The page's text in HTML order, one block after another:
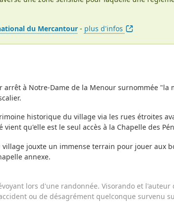
du Mercantour- plus d'infos
arrêt à Notre-Dame de la Menour surnommée "la
historique du village via les rues étroites
qu'elle est le seul accès à la Chapelle des
jouxte un immense terrain pour jouer aux
annexe.
lors d'une randonnée. Visorando et
ou de désagrément quelconque survenu